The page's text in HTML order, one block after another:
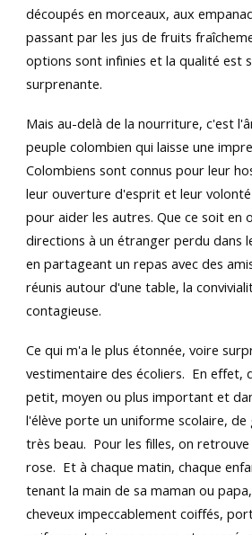
découpés en morceaux, aux
passant par les jus de fruits
options sont infinies et la qualité est
surprenante.
Mais au-delà de la nourriture, c'est
peuple colombien qui laisse une
Colombiens sont connus pour leur
leur ouverture d'esprit et leur
pour aider les autres. Que ce soit en
directions à un étranger perdu dans
en partageant un repas avec des
réunis autour d'une table, la
contagieuse.
Ce qui m'a le plus étonnée, voire
vestimentaire des écoliers. En effet,
petit, moyen ou plus important et
l'élève porte un uniforme scolaire,
très beau. Pour les filles, on
rose. Et à chaque matin, chaque
tenant la main de sa maman ou
cheveux impeccablement coiffés,